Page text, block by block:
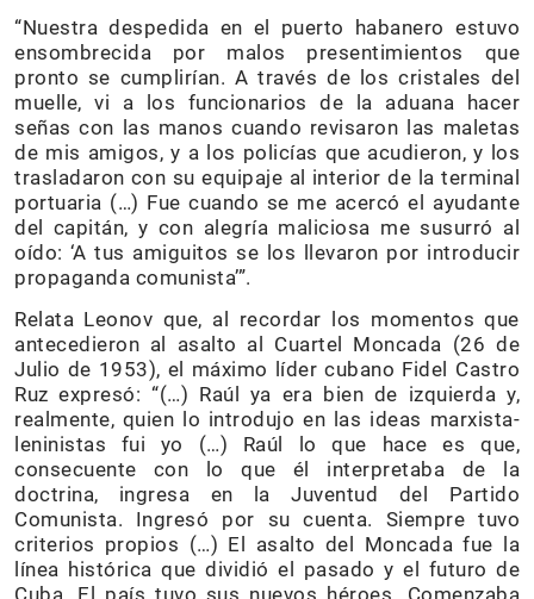
“Nuestra despedida en el puerto habanero estuvo
ensombrecida por malos presentimientos que
pronto se cumplirían. A través de los cristales del
muelle, vi a los funcionarios de la aduana hacer
señas con las manos cuando revisaron las maletas
de mis amigos, y a los policías que acudieron, y los
trasladaron con su equipaje al interior de la terminal
portuaria (…) Fue cuando se me acercó el ayudante
del capitán, y con alegría maliciosa me susurró al
oído: ‘A tus amiguitos se los llevaron por introducir
propaganda comunista’”.
Relata Leonov que, al recordar los momentos que
antecedieron al asalto al Cuartel Moncada (26 de
Julio de 1953), el máximo líder cubano Fidel Castro
Ruz expresó: “(…) Raúl ya era bien de izquierda y,
realmente, quien lo introdujo en las ideas marxista-
leninistas fui yo (…) Raúl lo que hace es que,
consecuente con lo que él interpretaba de la
doctrina, ingresa en la Juventud del Partido
Comunista. Ingresó por su cuenta. Siempre tuvo
criterios propios (…) El asalto del Moncada fue la
línea histórica que dividió el pasado y el futuro de